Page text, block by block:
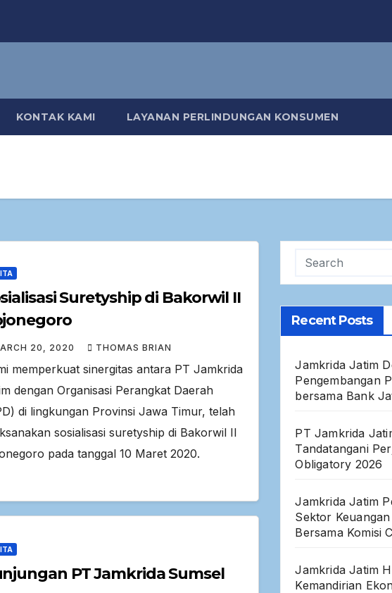
KONTAK KAMI LAYANAN PERLINDUNGAN KONSUMEN
Suretyship di Bakorwil II
20, 2020 THOMAS BRIAN
memperkuat sinergitas antara PT Jamkrida
dengan Organisasi Perangkat Daerah
di lingkungan Provinsi Jawa Timur, telah
sosialisasi suretyship di Bakorwil II
pada tanggal 10 Maret 2020.
PT Jamkrida Sumsel
Recent Posts
Jamkrida Jatim
Pengembangan
bersama Bank
PT Jamkrida
Tandatangani
Obligatory 2026
Jamkrida Jatim
Sektor
Bersama Komisi
Jamkrida Jatim
Kemandirian